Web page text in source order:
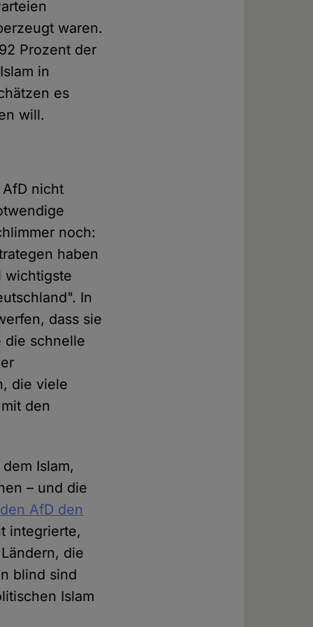
waren.
Prozent der
in
es
will.
nicht
noch:
haben
wichtigste
In
dass sie
die schnelle
die viele
den
Islam,
– und die
AfD den
integrierte,
die
blind sind
Islam